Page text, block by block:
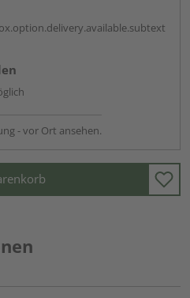
- vor Ort ansehen.